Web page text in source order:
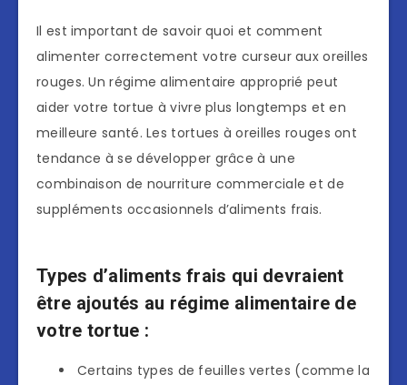
Il est important de savoir quoi et comment
alimenter correctement votre curseur aux oreilles
rouges. Un régime alimentaire approprié peut
aider votre tortue à vivre plus longtemps et en
meilleure santé. Les tortues à oreilles rouges ont
tendance à se développer grâce à une
combinaison de nourriture commerciale et de
suppléments occasionnels d’aliments frais.
Types d’aliments frais qui devraient
être ajoutés au régime alimentaire de
votre tortue :
Certains types de feuilles vertes (comme la